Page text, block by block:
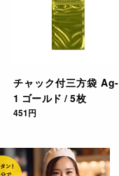
チャック付三方袋 Ag-
1 ゴールド / 5枚
451円